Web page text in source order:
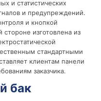
и статистических
и предупреждений.
и кнопкой
изготовлена из
стандартными
клиентам панели
заказчика.
бак